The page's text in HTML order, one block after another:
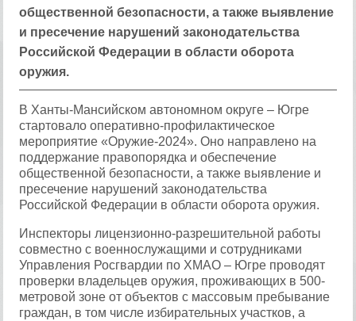
общественной безопасности, а также выявление
и пресечение нарушений законодательства
Российской Федерации в области оборота
оружия.
В Ханты-Мансийском автономном округе – Югре
стартовало оперативно-профилактическое
мероприятие «Оружие-2024». Оно направлено на
поддержание правопорядка и обеспечение
общественной безопасности, а также выявление и
пресечение нарушений законодательства
Российской Федерации в области оборота оружия.
Инспекторы лицензионно-разрешительной работы
совместно с военнослужащими и сотрудниками
Управления Росгвардии по ХМАО – Югре проводят
проверки владельцев оружия, проживающих в 500-
метровой зоне от объектов с массовым пребывание
граждан, в том числе избирательных участков, а